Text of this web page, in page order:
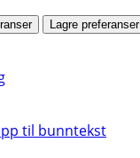
Lagre preferanser
til bunntekst